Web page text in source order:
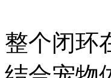
整个闭环